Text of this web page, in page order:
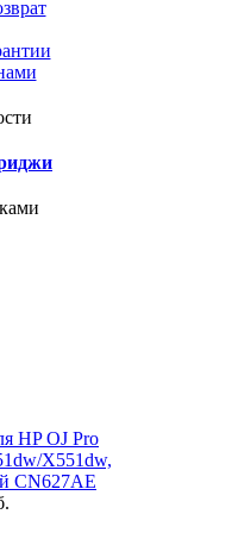
HP OJ Pro
X551dw,
CN627AE